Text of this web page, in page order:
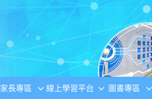
家長專區 線上學習平台 圖書專區